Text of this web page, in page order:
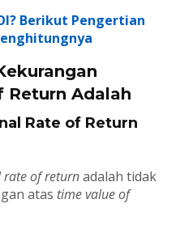
Berikut Pengertian
Return Adalah
Rate of Return
rate of returnadalah tidak
atas time value of